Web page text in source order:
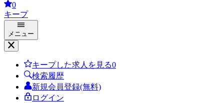
0
キープ
メニュー
キープした求人を見る0
検索履歴
新規会員登録(無料)
ログイン